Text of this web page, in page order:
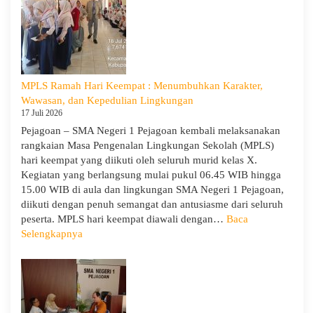
MPLS Ramah Hari Keempat : Menumbuhkan Karakter,
Wawasan, dan Kepedulian Lingkungan
17 Juli 2026
Pejagoan – SMA Negeri 1 Pejagoan kembali melaksanakan
rangkaian Masa Pengenalan Lingkungan Sekolah (MPLS)
hari keempat yang diikuti oleh seluruh murid kelas X.
Kegiatan yang berlangsung mulai pukul 06.45 WIB hingga
15.00 WIB di aula dan lingkungan SMA Negeri 1 Pejagoan,
diikuti dengan penuh semangat dan antusiasme dari seluruh
peserta. MPLS hari keempat diawali dengan… Baca
Selengkapnya
Ramah
Hari
Keempat
: